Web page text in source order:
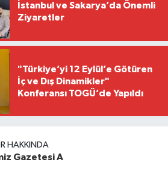
İstanbul ve Sakarya’da Önemli
Ziyaretler
"Türkiye’yi 12 Eylül’e Götüren
İç ve Dış Dinamikler"
Konferansı TOGÜ’de Yapıldı
HAKKINDA
Gazetesi A